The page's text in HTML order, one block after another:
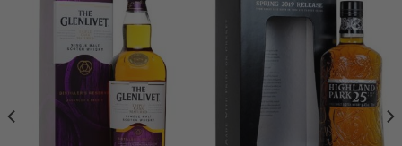
WISHLIST
ADD TO
WISHLIST